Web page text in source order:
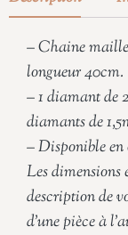
– Chaine
longueur 40cm.
– 1 diamant de
diamants de
– Disponible en
Les dimensions
description de
d’une pièce à